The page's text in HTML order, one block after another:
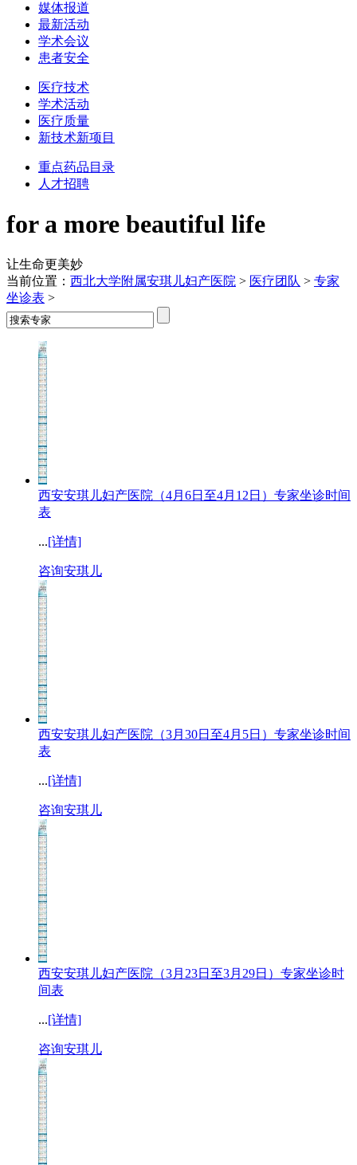
媒体报道
最新活动
学术会议
患者安全
医疗技术
学术活动
医疗质量
新技术新项目
重点药品目录
人才招聘
for a more beautiful life
让生命更美妙
当前位置： 西北大学附属安琪儿妇产医院 > 医疗团队 > 专家
坐诊表 >
西安安琪儿妇产医院（4月6日至4月12日）专家坐诊时间
表
...[详情]
咨询安琪儿
西安安琪儿妇产医院（3月30日至4月5日）专家坐诊时间
表
...[详情]
咨询安琪儿
西安安琪儿妇产医院（3月23日至3月29日）专家坐诊时
间表
...[详情]
咨询安琪儿